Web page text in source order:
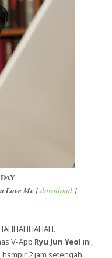
Love Me [download ]
V-App Ryu Jun Yeol ini,
2 jam setengah.